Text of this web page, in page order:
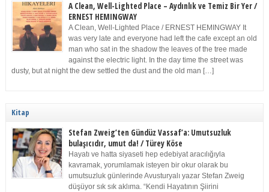
A Clean, Well-Lighted Place – Aydınlık ve Temiz Bir Yer /
ERNEST HEMINGWAY
A Clean, Well-Lighted Place / ERNEST HEMINGWAY It
was very late and everyone had left the cafe except an old
man who sat in the shadow the leaves of the tree made
against the electric light. In the day time the street was
dusty, but at night the dew settled the dust and the old man […]
Kitap
Stefan Zweig’ten Gündüz Vassaf’a: Umutsuzluk
bulaşıcıdır, umut da! / Türey Köse
Hayatı ve hatta siyaseti hep edebiyat aracılığıyla
kavramak, yorumlamak isteyen bir okur olarak bu
umutsuzluk günlerinde Avusturyalı yazar Stefan Zweig
düşüyor sık sık aklıma. “Kendi Hayatının Şiirini